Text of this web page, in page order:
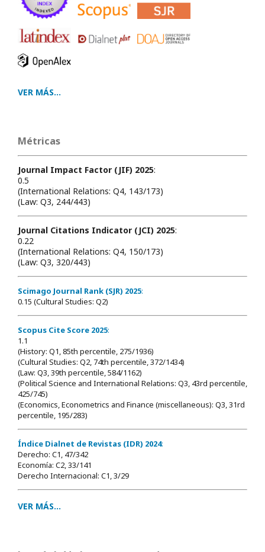
VER MÁS...
Métricas
Journal Impact Factor (JIF) 2025:
0.5
(International Relations: Q4, 143/173)
(Law: Q3, 244/443)
Journal Citations Indicator (JCI) 2025:
0.22
(International Relations: Q4, 150/173)
(Law: Q3, 320/443)
Scimago Journal Rank (SJR) 2025:
0.15 (Cultural Studies: Q2)
Scopus Cite Score 2025:
1.1
(History: Q1, 85th percentile, 275/1936)
(Cultural Studies: Q2, 74th percentile, 372/1434)
(Law: Q3, 39th percentile, 584/1162)
(Political Science and International Relations: Q3, 43rd percentile,
425/745)
(Economics, Econometrics and Finance (miscellaneous): Q3, 31rd
percentile, 195/283)
Índice Dialnet de Revistas (IDR) 2024:
Derecho: C1, 47/342
Economía: C2, 33/141
Derecho Internacional: C1, 3/29
VER MÁS...